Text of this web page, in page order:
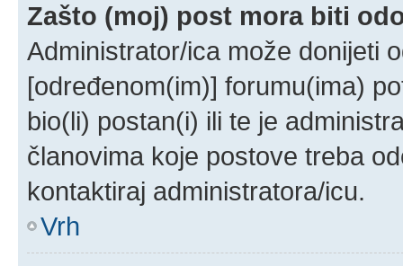
Zašto (moj) post mora biti
Administrator/ica može donijeti
[određenom(im)] forumu(ima)
bio(li) postan(i) ili te je
članovima koje postove treba
kontaktiraj administratora/icu.
Vrh